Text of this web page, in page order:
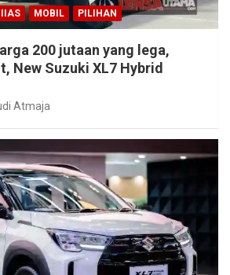
MOBIL PILIHAN
200 jutaan yang lega,
New Suzuki XL7 Hybrid
Atmaja